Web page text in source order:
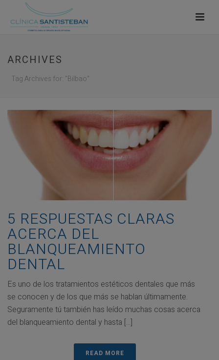
ARCHIVES
Tag Archives for: "Bilbao"
5 RESPUESTAS CLARAS
ACERCA DEL
BLANQUEAMIENTO
DENTAL
Es uno de los tratamientos estéticos dentales que más
se conocen y de los que más se hablan últimamente.
Seguramente tú también has leído muchas cosas acerca
del blanqueamiento dental y hasta [...]
READ MORE